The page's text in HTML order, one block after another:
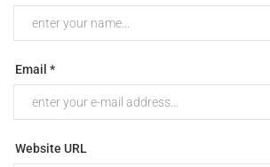
Email *
Website URL